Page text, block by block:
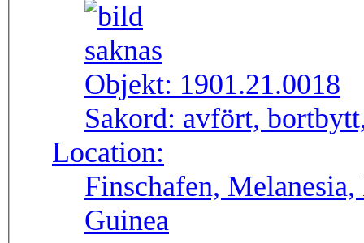
Objekt: 1901.21.0018
Sakord: avfört,
Location:
Finschafen,
Guinea